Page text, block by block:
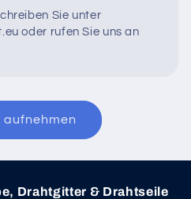
Sie unter
oder rufen Sie uns an
aufnehmen
Drahtgitter & Drahtseile